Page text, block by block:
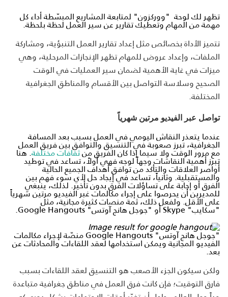
تظهر لك لوحة "ووركزون" لمتابعة المشاريع المبسّطة أداء كل
مهمة من المهام وتعطيك تقارير عن سير العمل لحظة بلحظة.
تتميز الأداة بخصائص مثل إعداد تقارير العمل التنبؤية، ومشاركة
الملفات، وإعداد عروض للمهام تظهر الإنجازات المرحلية، وهي
ميزات في غاية الأهمية لضمان سير العمليات في الوقت
الصحيح وسلاسة التواصل بين الأقسام والمناطق الجغرافية
المختلفة.
تواصل عبر الفيديو مرتين شهرياً
عندما يتعذر النقاش اليومي في العمل بسبب بعد المسافة
الجغرافية، تبرز صعوبة في التنسيق والتوافق بين فريق العمل
مع مرور الوقت ولا سيما إذا كان الفريق منثقافات مختلفة. هنا
تبرز أهمية النقاشات وجهاً لوجه فهي أولاً، تساعد في توطيد
أواصر العلاقات والتأكد من توافق أهداف الجميع الحالية
والمستقبلية. وثانياً، تساعد في إيجاد حل لأي سوء فهم بين
الفرق أو إجابة على تساؤلات الفرق بدون تأخير. لذلك، ينبغي
للمديرين أن يحرصوا على إجراء مكالمات غبر الفيديو مرتين شهرياً
على الأقل. ولفعل ذلك، ثمة منصات كثيرة مجانية، مثل
"سكايب" Skype أو "جوجل هانج آوتس" Google Hangouts.
"جوجل هانج آوتس" Google Hangouts منصّة لإجراء مكالمات
الفيديو المجانية ويمكن استخدامها لعقد اللقاءات والمحادثات عن
بعد.
ولكن سيكون الجزء الأصعب هو التنسيق لعقد اللقاءات بسبب
فارق التوقيت؛ فإن كانت فرق العمل في مناطق جغرافية متباعدة